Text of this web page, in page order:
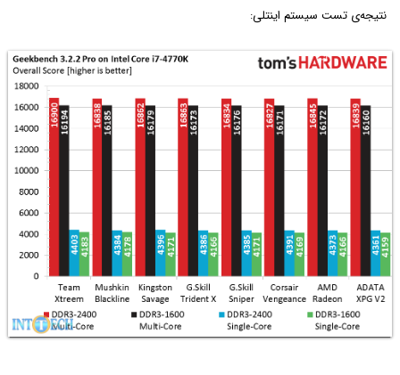
نتیجه‌ی تست سیستم اینتلی: